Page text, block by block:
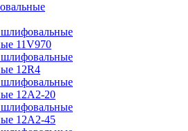
11V970
12R4
12А2-20
12А2-45